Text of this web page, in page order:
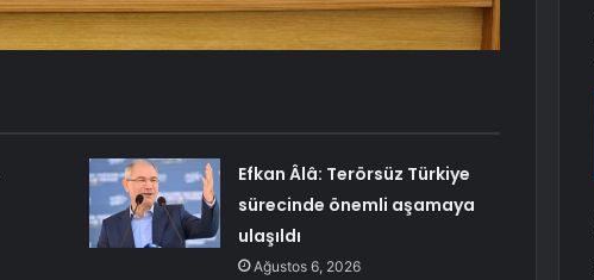
Efkan Âlâ: Terörsüz Türkiye
sürecinde önemli aşamaya
ulaşıldı
Ağustos 6, 2026